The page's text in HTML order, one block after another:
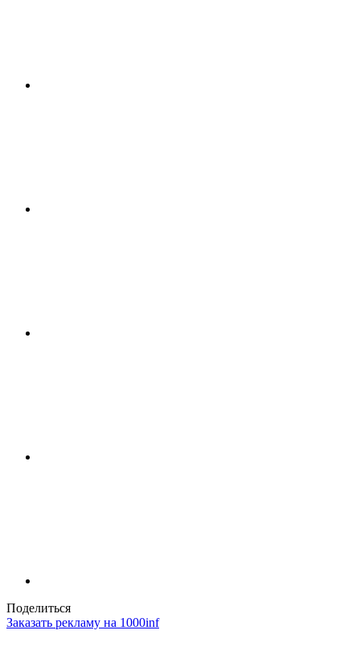
Поделиться
Заказать рекламу на 1000inf